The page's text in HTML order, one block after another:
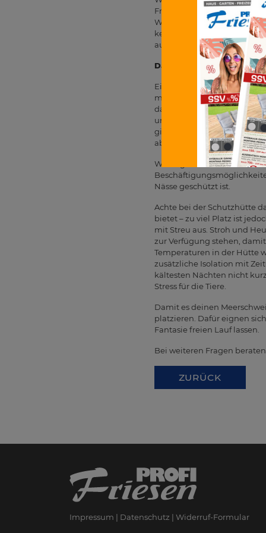
Freien – das Frühjahr ist
Wiesengräser und setze sie
keinesfalls über Nacht
auch problemlos den ersten
Das Gehege
Einige wichtige Dinge gilt
mindestens vier
darauf, dass das Gehege
ungebetene Gäste
giftigen Pflanzen ist. Je
ab.
Wichtige Elemente des
Nässe geschützt ist.
Achte bei der Schutzhütte
bietet – zu viel Platz ist
mit Streu aus. Stroh und
zur Verfügung stehen,
Temperaturen in der Hütte
zusätzliche Isolation mit
kältesten Nächten nicht
Stress für die Tiere.
Damit es deinen
platzieren. Dafür eignen
Fantasie freien Lauf lassen.
Bei weiteren Fragen
ZURÜCK
Impressum Datenschutz Widerruf-Formular